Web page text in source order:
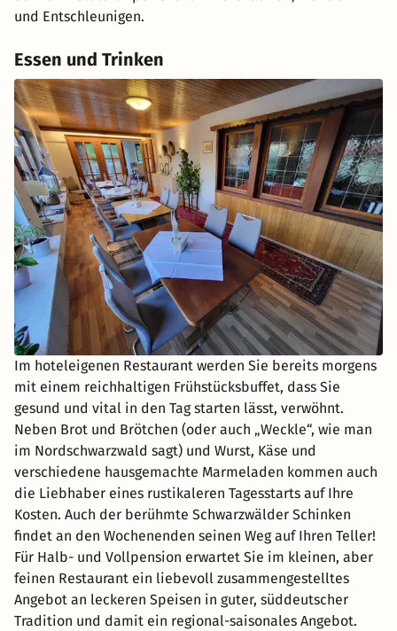
und Entschleunigen.
Essen und Trinken
Im hoteleigenen Restaurant werden Sie bereits morgens
mit einem reichhaltigen Frühstücksbuffet, dass Sie
gesund und vital in den Tag starten lässt, verwöhnt.
Neben Brot und Brötchen (oder auch „Weckle“, wie man
im Nordschwarzwald sagt) und Wurst, Käse und
verschiedene hausgemachte Marmeladen kommen auch
die Liebhaber eines rustikaleren Tagesstarts auf Ihre
Kosten. Auch der berühmte Schwarzwälder Schinken
findet an den Wochenenden seinen Weg auf Ihren Teller!
Für Halb- und Vollpension erwartet Sie im kleinen, aber
feinen Restaurant ein liebevoll zusammengestelltes
Angebot an leckeren Speisen in guter, süddeutscher
Tradition und damit ein regional-saisonales Angebot.